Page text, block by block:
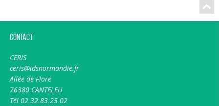
Contact
CERIS
ceris@idsnormandie.fr
Allée de Flore
76380 CANTELEU
Tél 02.32.83.25.02